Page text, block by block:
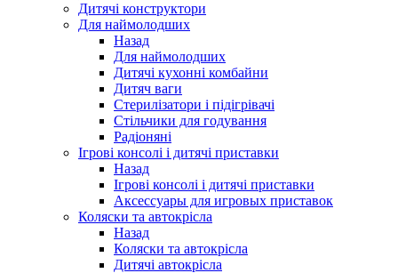
Дитячі конструктори
Для наймолодших
Назад
Для наймолодших
Дитячі кухонні комбайни
Дитяч ваги
Стерилізатори і підігрівачі
Стільчики для годування
Радіоняні
Ігрові консолі і дитячі приставки
Назад
Ігрові консолі і дитячі приставки
Аксессуары для игровых приставок
Коляски та автокрісла
Назад
Коляски та автокрісла
Дитячі автокрісла